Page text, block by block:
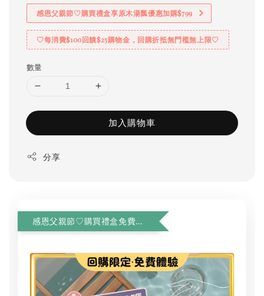
感恩父親節♡購買禮盒享原木湯瓢優惠加購$799
♡每消費$100回饋$25購物金，回購折抵無門檻無上限♡
數量
加入購物車
分享
感恩父親節♡購買禮盒免費加贈單次用茶包3入